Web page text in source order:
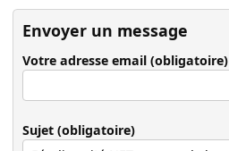
Envoyer un message
Votre adresse email (obligatoire)
Sujet (obligatoire)